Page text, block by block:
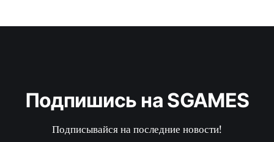
Подпишись на SGAMES
Подписывайся на последние новости!